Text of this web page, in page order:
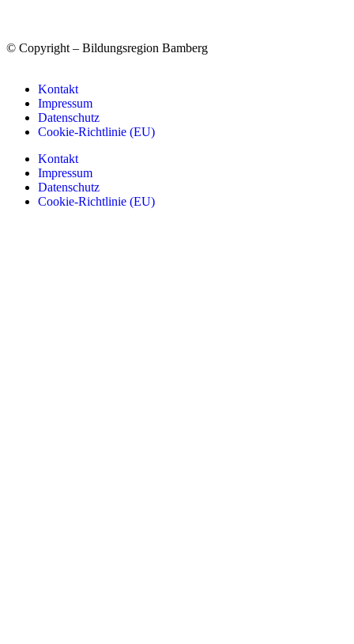
© Copyright – Bildungsregion Bamberg
Kontakt
Impressum
Datenschutz
Cookie-Richtlinie (EU)
Kontakt
Impressum
Datenschutz
Cookie-Richtlinie (EU)